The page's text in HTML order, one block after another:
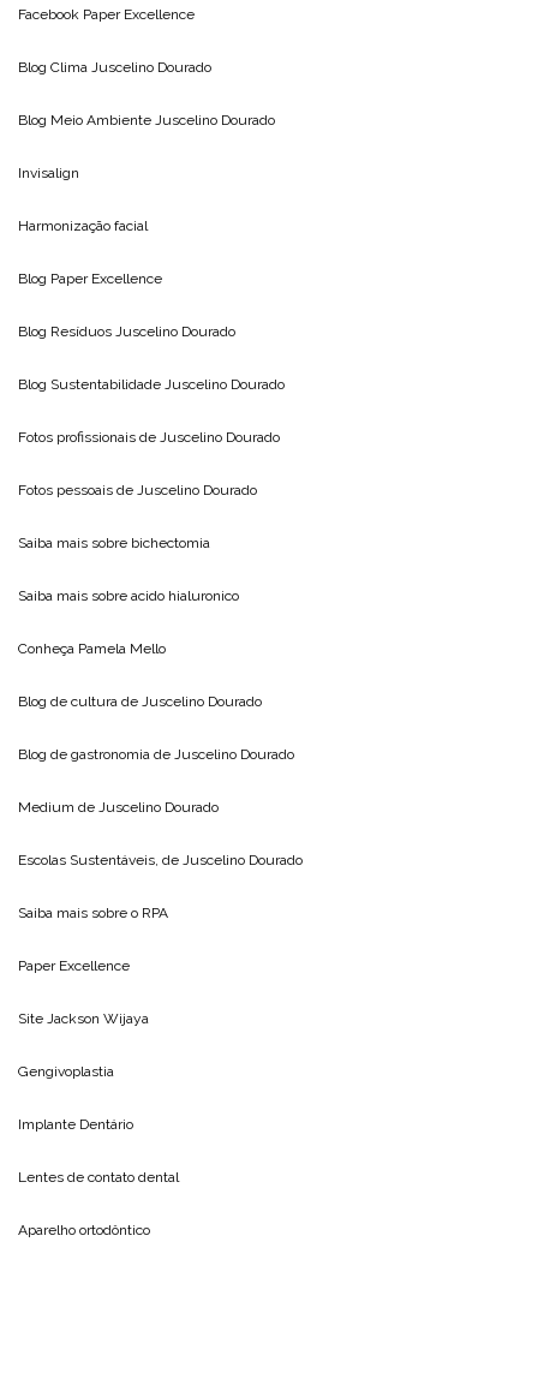
Facebook Paper Excellence
Blog Clima Juscelino Dourado
Blog Meio Ambiente Juscelino Dourado
Invisalign
Harmonização facial
Blog Paper Excellence
Blog Resíduos Juscelino Dourado
Blog Sustentabilidade Juscelino Dourado
Fotos profissionais de Juscelino Dourado
Fotos pessoais de Juscelino Dourado
Saiba mais sobre bichectomia
Saiba mais sobre acido hialuronico
Conheça Pamela Mello
Blog de cultura de Juscelino Dourado
Blog de gastronomia de Juscelino Dourado
Medium de Juscelino Dourado
Escolas Sustentáveis, de Juscelino Dourado
Saiba mais sobre o RPA
Paper Excellence
Site Jackson Wijaya
Gengivoplastia
Implante Dentário
Lentes de contato dental
Aparelho ortodôntico